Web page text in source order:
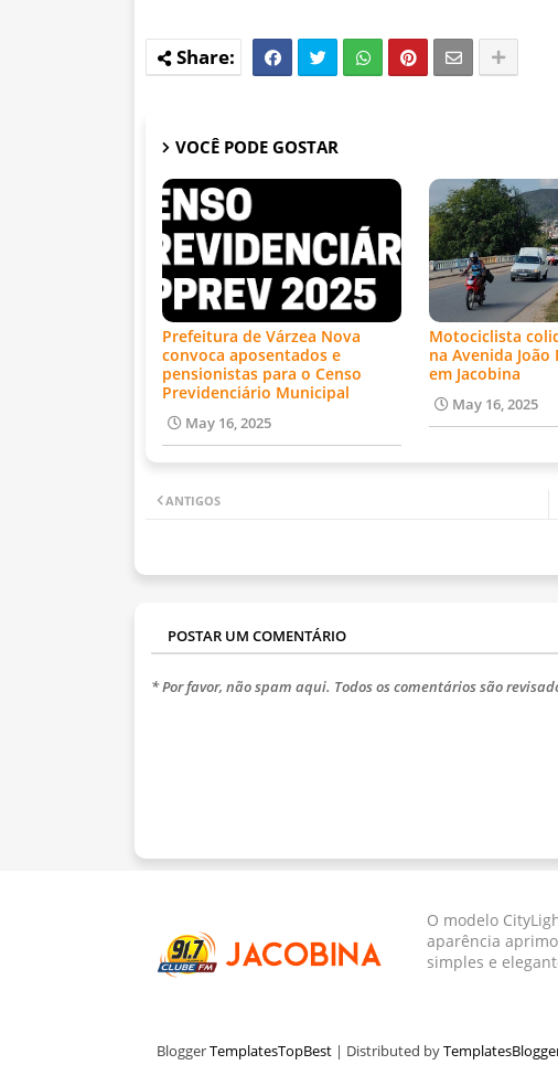
VOCÊ PODE GOSTAR
Prefeitura de Várzea Nova
convoca aposentados e
pensionistas para o Censo
Previdenciário Municipal
May 16, 2025
Motociclista
na Avenida João
em Jacobina
May 16, 2025
ANTIGOS
POSTAR UM COMENTÁRIO
* Por favor, não spam aqui. Todos os comentários são
O modelo
aparência
simples e
BloggerTemplatesTopBest | Distributed by